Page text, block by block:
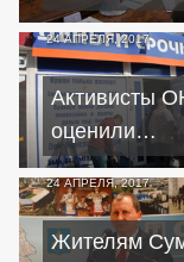
больше
кредитов
24 АПРЕЛЯ, 2017
Активисты
оценили
Челябинска
24 АПРЕЛЯ, 2017
Жителям